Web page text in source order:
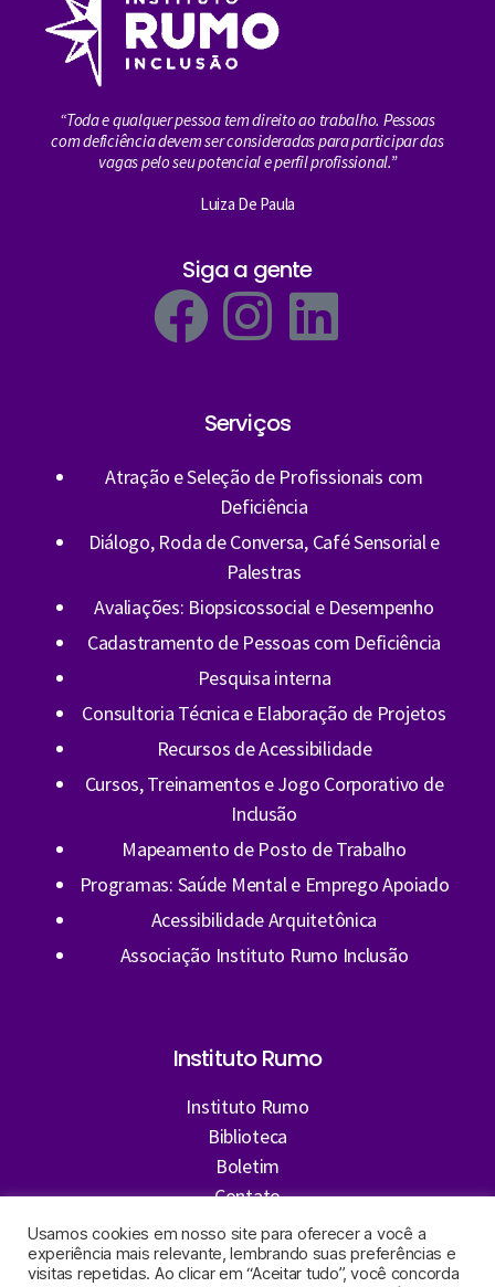
“Toda e qualquer pessoa tem direito ao trabalho. Pessoas
com deficiência devem ser consideradas para participar das
vagas pelo seu potencial e perfil profissional.”
Luiza De Paula
Siga a gente
Serviços
Atração e Seleção de Profissionais com
Deficiência
Diálogo, Roda de Conversa, Café Sensorial e
Palestras
Avaliações: Biopsicossocial e Desempenho
Cadastramento de Pessoas com Deficiência
Pesquisa interna
Consultoria Técnica e Elaboração de Projetos
Recursos de Acessibilidade
Cursos, Treinamentos e Jogo Corporativo de
Inclusão
Mapeamento de Posto de Trabalho
Programas: Saúde Mental e Emprego Apoiado
Acessibilidade Arquitetônica
Associação Instituto Rumo Inclusão
Instituto Rumo
Instituto Rumo
Biblioteca
Boletim
Contato
Candidatar-se
Usamos cookies em nosso site para oferecer a você a
experiência mais relevante, lembrando suas preferências e
visitas repetidas. Ao clicar em “Aceitar tudo”, você concorda